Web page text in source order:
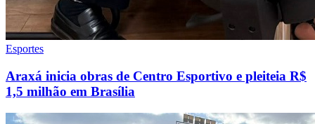
Esportes
Araxá inicia obras de Centro Esportivo e pleiteia R$
1,5 milhão em Brasília